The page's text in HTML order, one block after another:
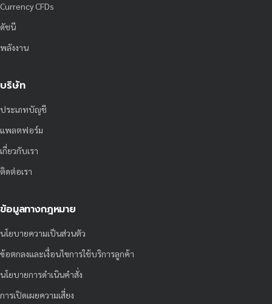
Currency CFDs
ดัชนี
พลังงาน
บริษัท
ประเภทบัญชี
แพลตฟอร์ม
เกี่ยวกับเรา
ติดต่อเรา
ข้อมูลทางกฎหมาย
นโยบายความเป็นส่วนตัว
ข้อตกลงและเงื่อนไขการใช้บริการลูกค้า
นโยบายการดำเนินคำสั่ง
การเปิดเผยความเสี่ยง